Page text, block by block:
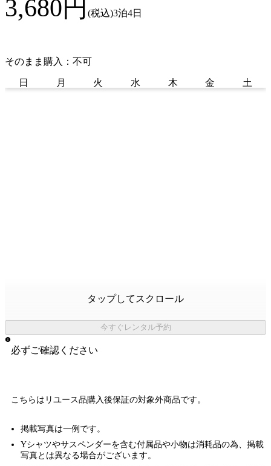
3,680円 (税込)3泊4日
そのまま購入：不可
日 月 火 水 木 金 土
タップしてスクロール
今すぐレンタル予約
必ずご確認ください
こちらはリユース品購入後保証の対象外商品です。
掲載写真は一例です。
Yシャツやサスペンダーを含む付属品や小物は消耗品の為、掲載
写真とは異なる場合がございます。